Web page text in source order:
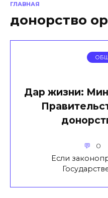
ГЛАВНАЯ
донорство
Дар жизни:
0
Если